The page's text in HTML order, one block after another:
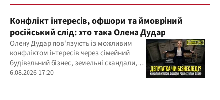
Конфлікт інтересів, офшори та ймовріний
російський слід: хто така Олена Дудар
Олену Дудар пов'язують із можливим
конфліктом інтересів через сімейний
будівельний бізнес, земельні скандали,
судові справи
6.08.2026 17:20